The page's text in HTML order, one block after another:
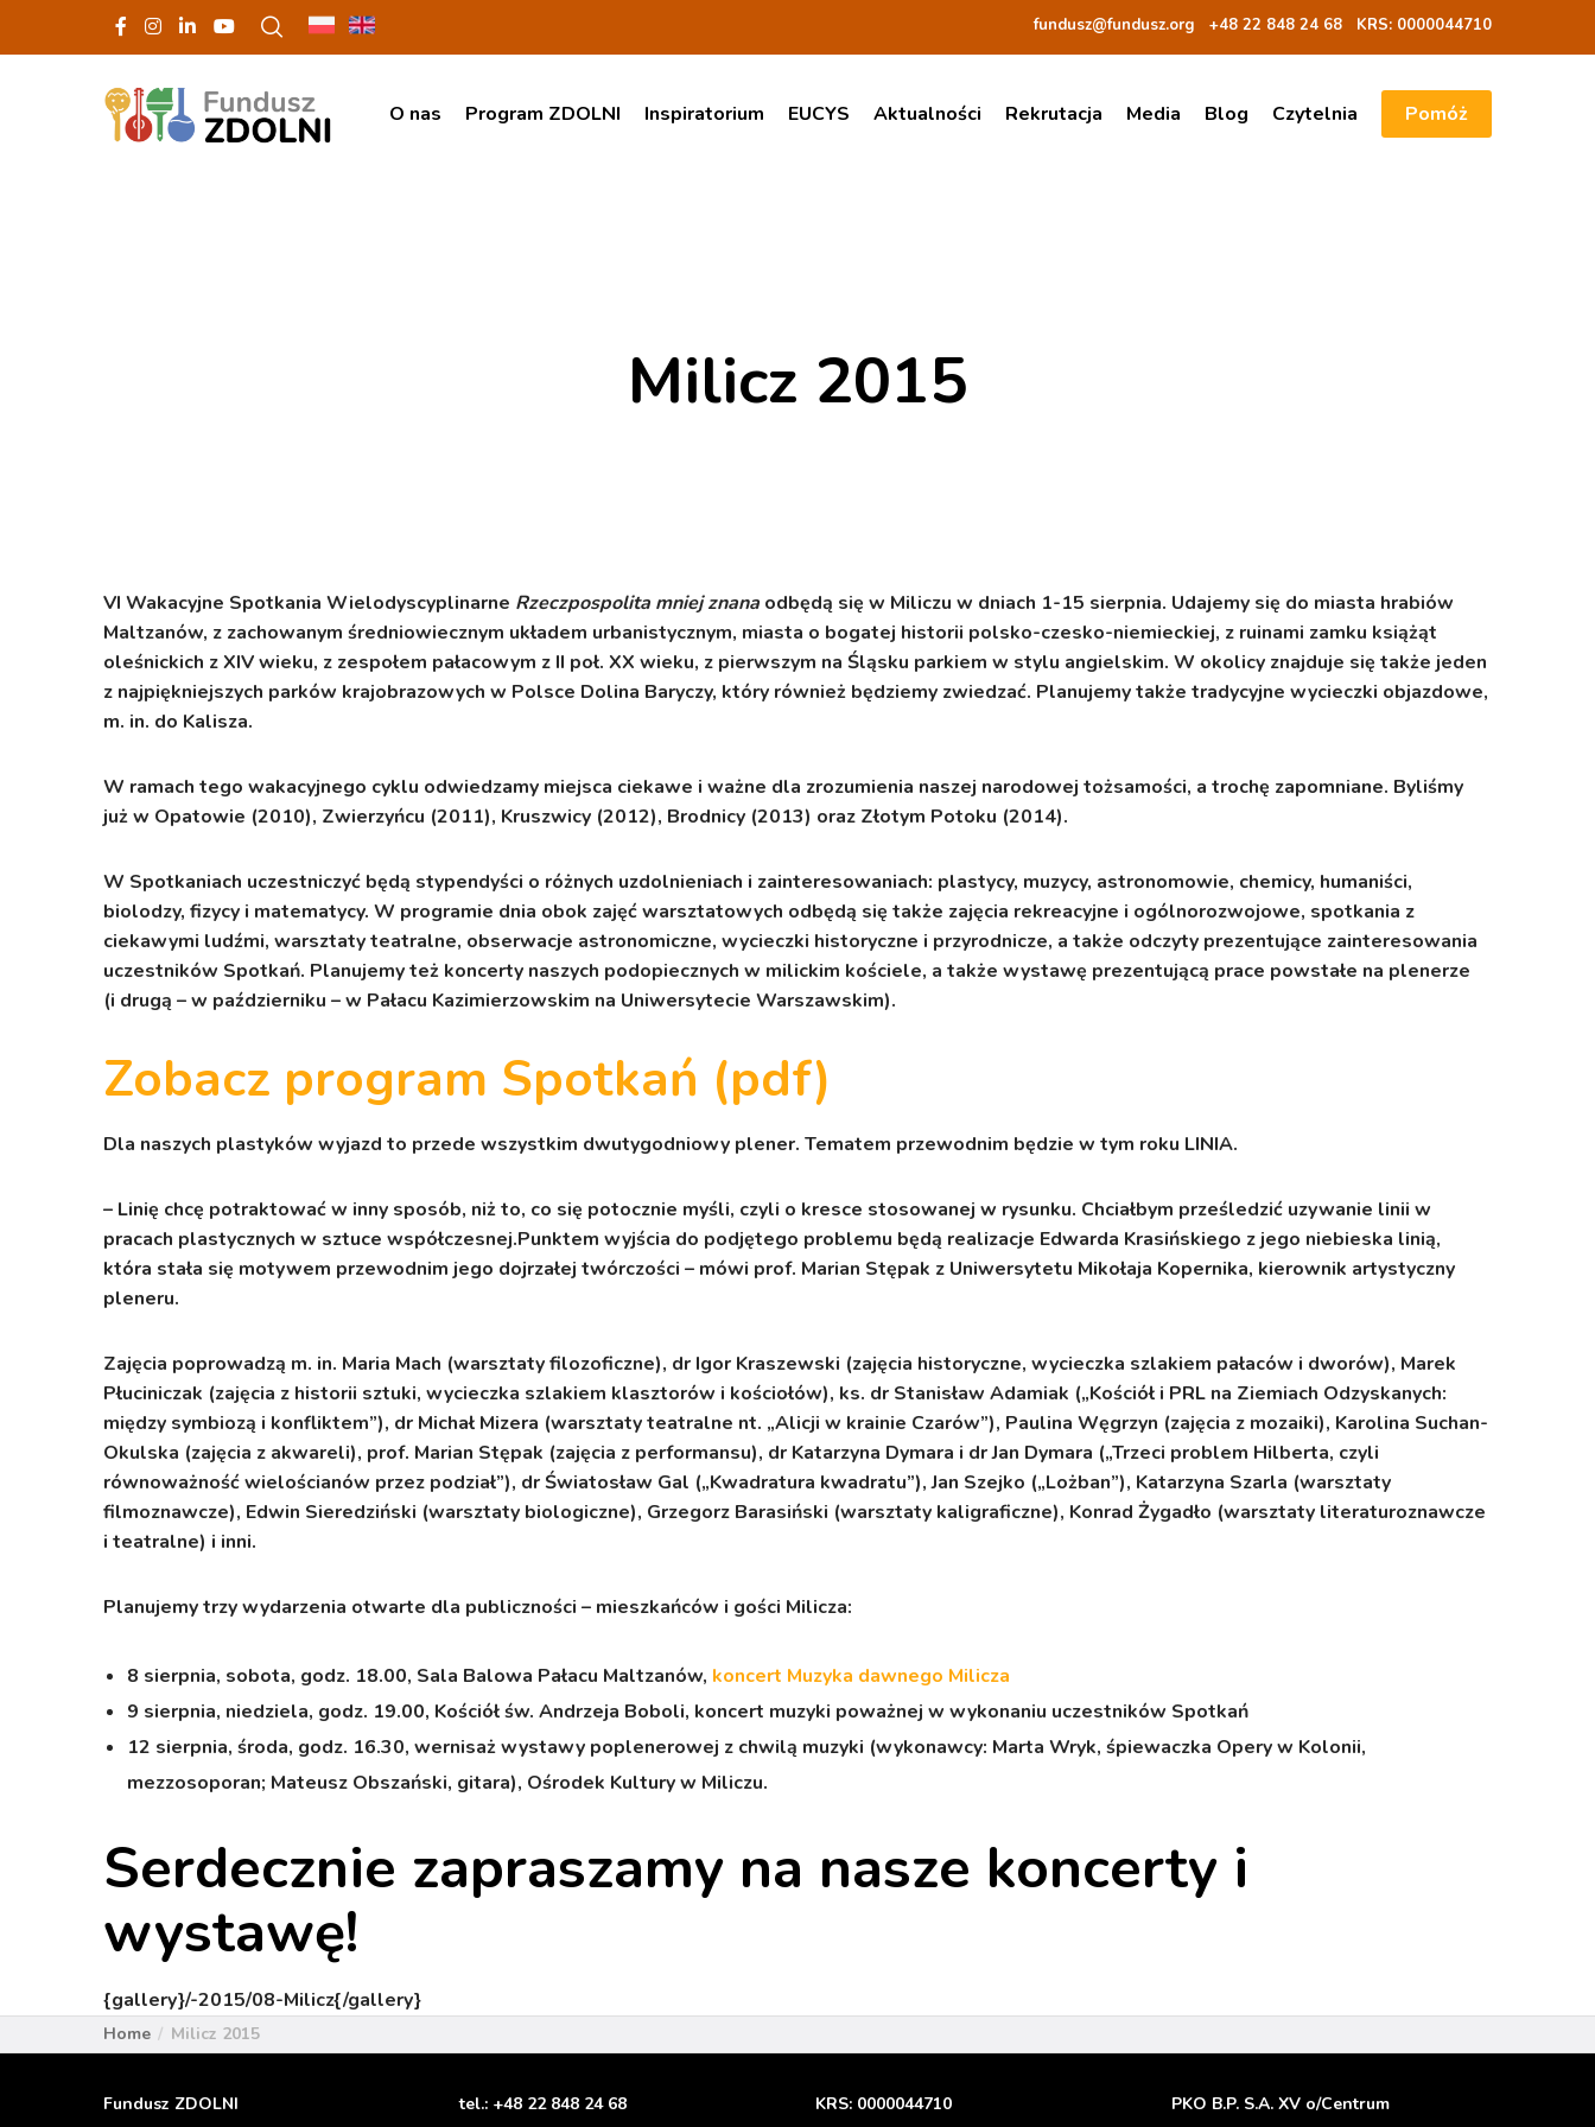
fundusz@fundusz.org +48 22 848 24 68 KRS: 0000044710
O nas Program ZDOLNI Inspiratorium EUCYS Aktualności Rekrutacja Media Blog Czytelnia Pomóż
Milicz 2015
VI Wakacyjne Spotkania Wielodyscyplinarne Rzeczpospolita mniej znana odbędą się w Miliczu w dniach 1-15 sierpnia. Udajemy się do miasta hrabiów
Maltzanów, z zachowanym średniowiecznym układem urbanistycznym, miasta o bogatej historii polsko-czesko-niemieckiej, z ruinami zamku książąt
oleśnickich z XIV wieku, z zespołem pałacowym z II poł. XX wieku, z pierwszym na Śląsku parkiem w stylu angielskim. W okolicy znajduje się także jeden
z najpiękniejszych parków krajobrazowych w Polsce Dolina Baryczy, który również będziemy zwiedzać. Planujemy także tradycyjne wycieczki objazdowe,
m. in. do Kalisza.
W ramach tego wakacyjnego cyklu odwiedzamy miejsca ciekawe i ważne dla zrozumienia naszej narodowej tożsamości, a trochę zapomniane. Byliśmy
już w Opatowie (2010), Zwierzyńcu (2011), Kruszwicy (2012), Brodnicy (2013) oraz Złotym Potoku (2014).
W Spotkaniach uczestniczyć będą stypendyści o różnych uzdolnieniach i zainteresowaniach: plastycy, muzycy, astronomowie, chemicy, humaniści,
biolodzy, fizycy i matematycy. W programie dnia obok zajęć warsztatowych odbędą się także zajęcia rekreacyjne i ogólnorozwojowe, spotkania z
ciekawymi ludźmi, warsztaty teatralne, obserwacje astronomiczne, wycieczki historyczne i przyrodnicze, a także odczyty prezentujące zainteresowania
uczestników Spotkań. Planujemy też koncerty naszych podopiecznych w milickim kościele, a także wystawę prezentującą prace powstałe na plenerze
(i drugą – w październiku – w Pałacu Kazimierzowskim na Uniwersytecie Warszawskim).
Zobacz program Spotkań (pdf)
Dla naszych plastyków wyjazd to przede wszystkim dwutygodniowy plener. Tematem przewodnim będzie w tym roku LINIA.
– Linię chcę potraktować w inny sposób, niż to, co się potocznie myśli, czyli o kresce stosowanej w rysunku. Chciałbym prześledzić uzywanie linii w
pracach plastycznych w sztuce współczesnej.Punktem wyjścia do podjętego problemu będą realizacje Edwarda Krasińskiego z jego niebieska linią,
która stała się motywem przewodnim jego dojrzałej twórczości – mówi prof. Marian Stępak z Uniwersytetu Mikołaja Kopernika, kierownik artystyczny
pleneru.
Zajęcia poprowadzą m. in. Maria Mach (warsztaty filozoficzne), dr Igor Kraszewski (zajęcia historyczne, wycieczka szlakiem pałaców i dworów), Marek
Płuciniczak (zajęcia z historii sztuki, wycieczka szlakiem klasztorów i kościołów), ks. dr Stanisław Adamiak („Kościół i PRL na Ziemiach Odzyskanych:
między symbiozą i konfliktem”), dr Michał Mizera (warsztaty teatralne nt. „Alicji w krainie Czarów”), Paulina Węgrzyn (zajęcia z mozaiki), Karolina Suchan-
Okulska (zajęcia z akwareli), prof. Marian Stępak (zajęcia z performansu), dr Katarzyna Dymara i dr Jan Dymara („Trzeci problem Hilberta, czyli
równoważność wielościanów przez podział”), dr Światosław Gal („Kwadratura kwadratu”), Jan Szejko („Lożban”), Katarzyna Szarla (warsztaty
filmoznawcze), Edwin Sieredziński (warsztaty biologiczne), Grzegorz Barasiński (warsztaty kaligraficzne), Konrad Żygadło (warsztaty literaturoznawcze
i teatralne) i inni.
Planujemy trzy wydarzenia otwarte dla publiczności – mieszkańców i gości Milicza:
8 sierpnia, sobota, godz. 18.00, Sala Balowa Pałacu Maltzanów, koncert Muzyka dawnego Milicza
9 sierpnia, niedziela, godz. 19.00, Kościół św. Andrzeja Boboli, koncert muzyki poważnej w wykonaniu uczestników Spotkań
12 sierpnia, środa, godz. 16.30, wernisaż wystawy poplenerowej z chwilą muzyki (wykonawcy: Marta Wryk, śpiewaczka Opery w Kolonii,
mezzosoporan; Mateusz Obszański, gitara), Ośrodek Kultury w Miliczu.
Serdecznie zapraszamy na nasze koncerty i
wystawę!
{gallery}/-2015/08-Milicz{/gallery}
Home Milicz 2015
Fundusz ZDOLNI
tel.: +48 22 848 24 68
KRS: 0000044710
PKO B.P. S.A. XV o/Centrum